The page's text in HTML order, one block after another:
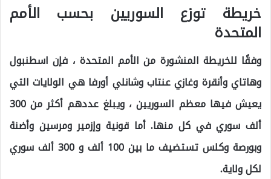
خريطة توزع السوريين بحسب الأمم
المتحدة
وفقًا للخريطة المنشورة من الأمم المتحدة ، فإن اسطنبول
وهاتاي وأنقرة وغازي عنتاب وشانلي أورفا هي الولايات التي
يعيش فيها معظم السوريين ، ويبلغ عددهم أكثر من 300
ألف سوري في كل منها. أما قونية وإزمير ومرسين وأضنة
وبورصة وكلس تستضيف ما بين 100 ألف و 300 ألف سوري
لكل ولاية.